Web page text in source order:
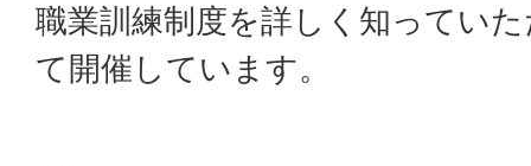
職業訓練制度を詳しく知ってい
て開催しています。